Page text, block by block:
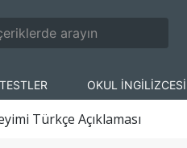
TESTLER OKUL İNGİLİZCESİ
Türkçe Açıklaması